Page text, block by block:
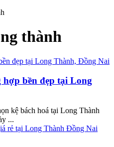
thành
bền đẹp tại Long
kệ bách hoá tại Long Thành
...